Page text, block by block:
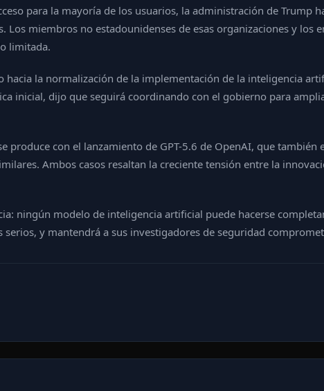
para la mayoría de los usuarios, la administración de Trump
miembros no estadounidenses de esas organizaciones y los
limitada.
la normalización de la implementación de la inteligencia
inicial, dijo que seguirá coordinando con el gobierno para
produce con el lanzamiento de GPT-5.6 de OpenAI, que
Ambos casos resaltan la creciente tensión entre la
ningún modelo de inteligencia artificial puede hacerse
y mantendrá a sus investigadores de seguridad